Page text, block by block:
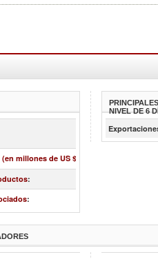
más
millones de US $)
:
:
NIVEL DE 6